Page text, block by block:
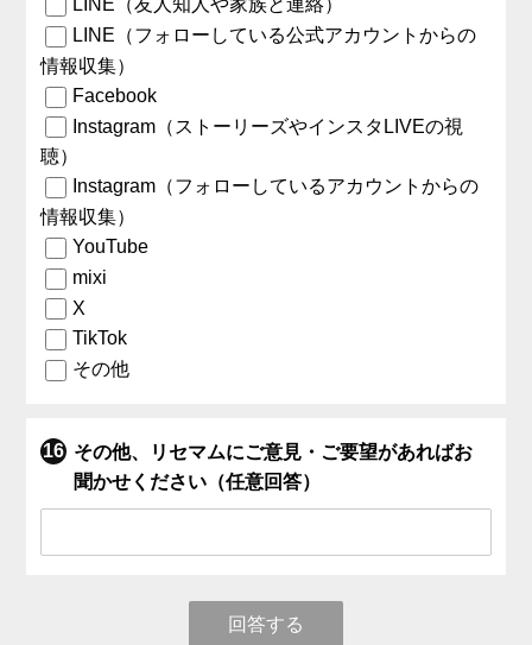
LINE（友人知人や家族と連絡）
LINE（フォローしている公式アカウントからの
情報収集）
Facebook
Instagram（ストーリーズやインスタLIVEの視
聴）
Instagram（フォローしているアカウントからの
情報収集）
YouTube
mixi
X
TikTok
その他
その他、リセマムにご意見・ご要望があればお
聞かせください（任意回答）
回答する